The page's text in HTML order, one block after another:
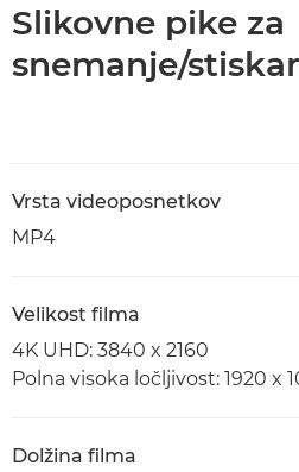
Slikovne pike za
snemanje/
Vrsta videoposnetkov
MP4
Velikost filma
4K UHD: 3840 x 2160
Polna visoka ločljivost: 1920 x
Dolžina filma